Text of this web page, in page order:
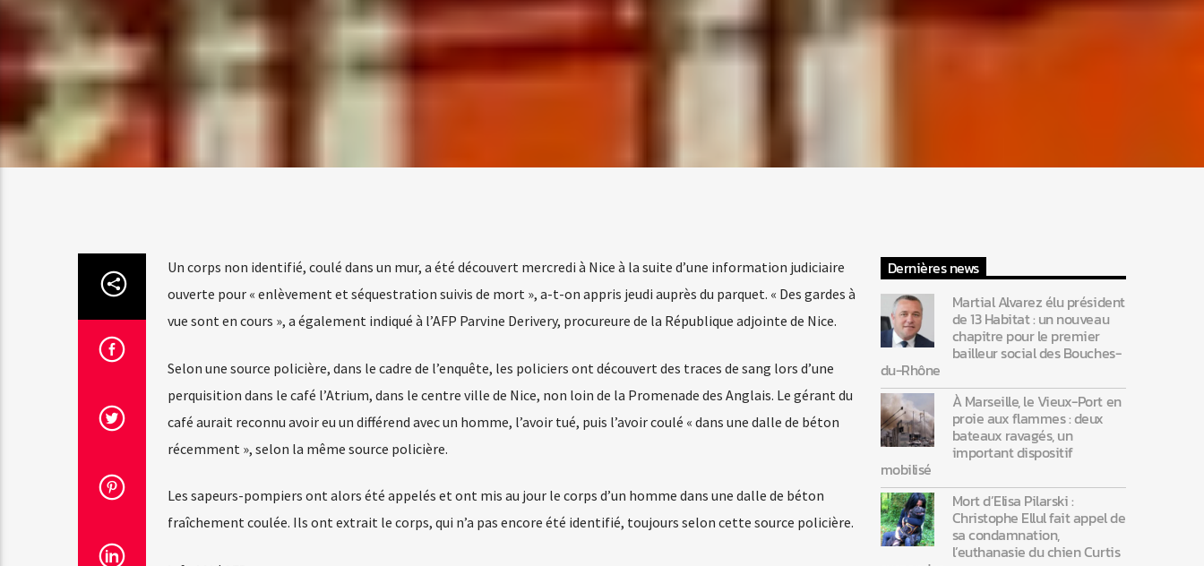
Un corps non identifié, coulé dans un mur, a été découvert mercredi à Nice à la suite d’une information judiciaire
ouverte pour « enlèvement et séquestration suivis de mort », a-t-on appris jeudi auprès du parquet. « Des gardes à
vue sont en cours », a également indiqué à l’AFP Parvine Derivery, procureure de la République adjointe de Nice.
Selon une source policière, dans le cadre de l’enquête, les policiers ont découvert des traces de sang lors d’une
perquisition dans le café l’Atrium, dans le centre ville de Nice, non loin de la Promenade des Anglais. Le gérant du
café aurait reconnu avoir eu un différend avec un homme, l’avoir tué, puis l’avoir coulé « dans une dalle de béton
récemment », selon la même source policière.
Les sapeurs-pompiers ont alors été appelés et ont mis au jour le corps d’un homme dans une dalle de béton
fraîchement coulée. Ils ont extrait le corps, qui n’a pas encore été identifié, toujours selon cette source policière.
Dernières news
Martial Alvarez élu président
de 13 Habitat : un nouveau
chapitre pour le premier
bailleur social des Bouches-
du-Rhône
À Marseille, le Vieux-Port en
proie aux flammes : deux
bateaux ravagés, un
important dispositif
mobilisé
Mort d’Elisa Pilarski :
Christophe Ellul fait appel de
sa condamnation,
l’euthanasie du chien Curtis